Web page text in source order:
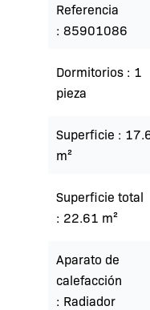
Referencia
85901086
Dormitorios
1
pieza
Superficie
m²
Superficie total
22.61 m²
Aparato de
calefacción
Radiador